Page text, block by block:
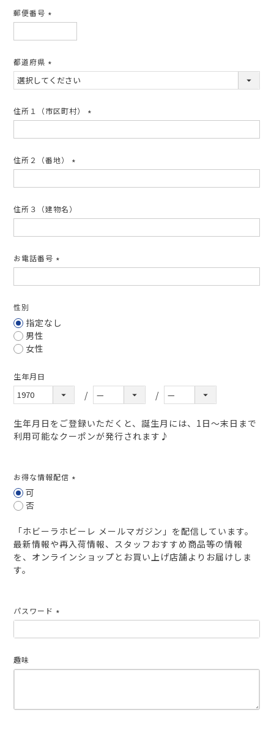
郵便番号
須)
都道府県
(必
須)
住所１（市区町村）
須)
住所２（番地）
須)
住所３（建物名）
お電話番号
須)
性別
指定なし
男性
女性
生年月日
生年月日をご登録いただくと、誕生月には、1日～末日まで
利用可能なクーポンが発行されます♪
お得な情報配信
可
否
「ホビーラホビーレ メールマガジン」を配信しています。
最新情報や再入荷情報、スタッフおすすめ商品等の情報
を、オンラインショップとお買い上げ店舗よりお届けしま
す。
パスワード
須)
趣味